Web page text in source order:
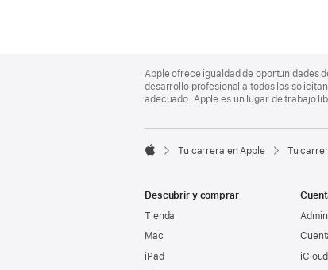
Footer
Apple ofrece igualdad de oportunidades
desarrollo profesional a todos los
adecuado. Apple es un lugar de trabajo

Tu carrera en Apple Tu
Descubrir y comprar
Tienda
Mac
iPad